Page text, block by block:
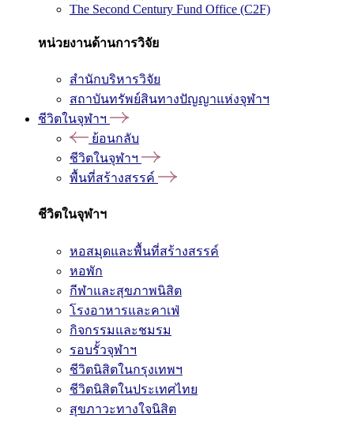
The Second Century Fund Office (C2F)
หน่วยงานด้านการวิจัย
สำนักบริหารวิจัย
สถาบันทรัพย์สินทางปัญญาแห่งจุฬาฯ
ชีวิตในจุฬาฯ
ย้อนกลับ
ชีวิตในจุฬาฯ
พื้นที่สร้างสรรค์
ชีวิตในจุฬาฯ
หอสมุดและพื้นที่สร้างสรรค์
หอพัก
กีฬาและสุขภาพนิสิต
โรงอาหารและคาเฟ่
กิจกรรมและชมรม
รอบรั้วจุฬาฯ
ชีวิตนิสิตในกรุงเทพฯ
ชีวิตนิสิตในประเทศไทย
สุขภาวะทางใจนิสิต